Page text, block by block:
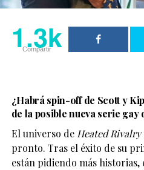
1.3k
consolidando el fenómeno
streaming.
Aunque aún no cuenta con
1.3k
1.3k
Compartir
¿Habrá spin-off de Scott y
de la posible nueva serie gay
El universo de Heated Rivalry
pronto. Tras el éxito de su
están pidiendo más historias,